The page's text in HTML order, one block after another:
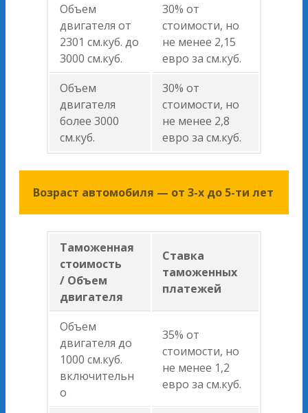
Объем
двигателя от
2301 см.куб. до
3000 см.куб.
30% от
стоимости, но
не менее 2,15
евро за см.куб.
Объем
двигателя
более 3000
см.куб.
30% от
стоимости, но
не менее 2,8
евро за см.куб.
Возраст автомобиля — от 3-х до 5-ти лет
Таможенная
стоимость
/ Объем
двигателя
Ставка
таможенных
платежей
Объем
двигателя до
1000 см.куб.
включительн
о
35% от
стоимости, но
не менее 1,2
евро за см.куб.